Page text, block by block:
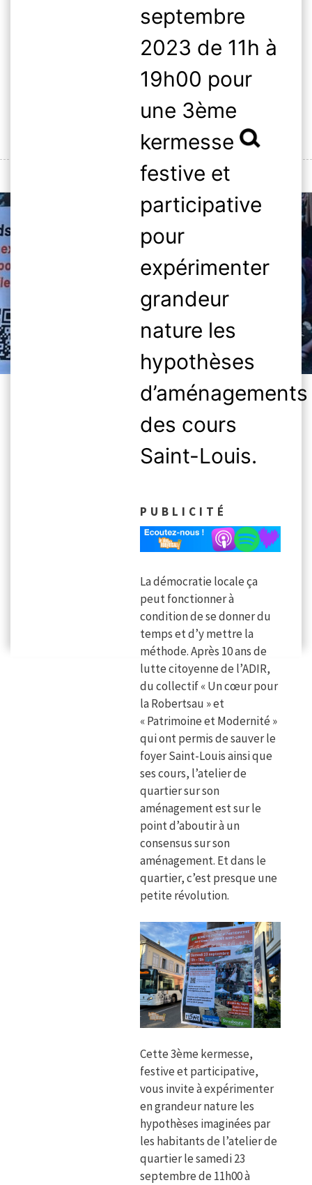
septembre
2023 de 11h à
19h00 pour
une 3ème
kermesse
festive et
participative
pour
expérimenter
grandeur
nature les
hypothèses
d’aménagements
des cours
Saint-Louis.
PUBLICITÉ
La démocratie locale ça
peut fonctionner à
condition de se donner du
temps et d’y mettre la
méthode. Après 10 ans de
lutte citoyenne de l’ADIR,
du collectif « Un cœur pour
la Robertsau » et
« Patrimoine et Modernité »
qui ont permis de sauver le
foyer Saint-Louis ainsi que
ses cours, l’atelier de
quartier sur son
aménagement est sur le
point d’aboutir à un
consensus sur son
aménagement. Et dans le
quartier, c’est presque une
petite révolution.
Cette 3ème kermesse,
festive et participative,
vous invite à expérimenter
en grandeur nature les
hypothèses imaginées par
les habitants de l’atelier de
quartier le samedi 23
septembre de 11h00 à